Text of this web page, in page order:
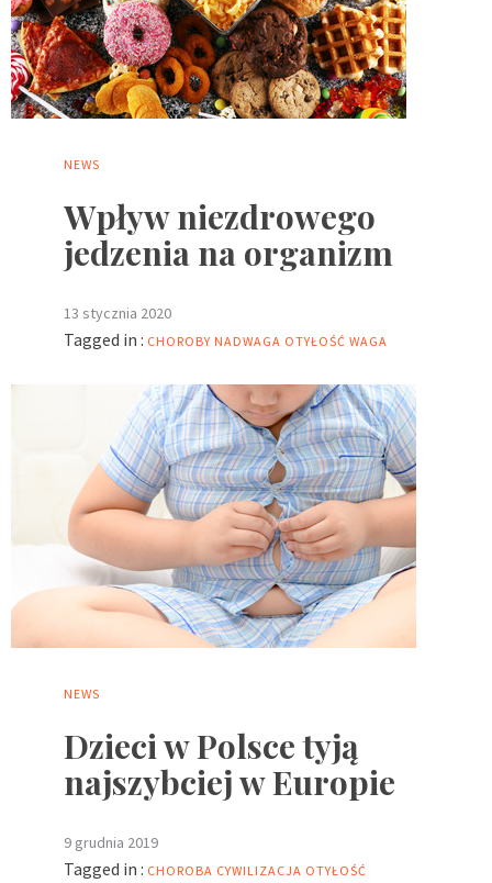
NEWS
Wpływ niezdrowego
jedzenia na organizm
13 stycznia 2020
Tagged in : CHOROBY NADWAGA OTYŁOŚĆ WAGA
NEWS
Dzieci w Polsce tyją
najszybciej w Europie
9 grudnia 2019
Tagged in : CHOROBA CYWILIZACJA OTYŁOŚĆ